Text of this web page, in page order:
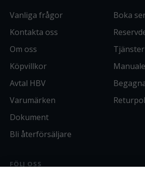
Vanliga frågor
Kontakta oss
Om oss
Köpvillkor
Avtal HBV
Varumärken
Dokument
Bli återförsäljare
Boka
Tjänster
FÖLJ OSS